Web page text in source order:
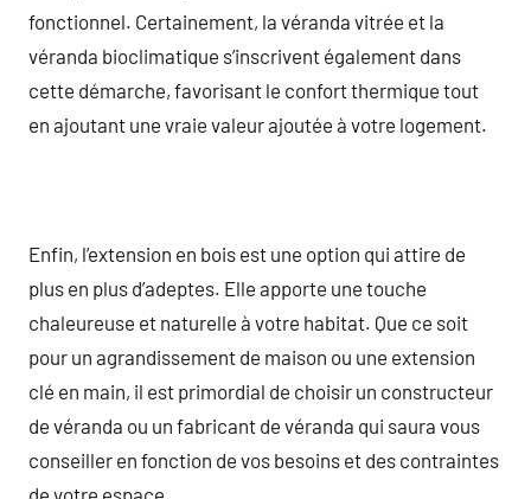
fonctionnel. Certainement, la véranda vitrée et la
véranda bioclimatique s’inscrivent également dans
cette démarche, favorisant le confort thermique tout
en ajoutant une vraie valeur ajoutée à votre logement.
Enfin, l’extension en bois est une option qui attire de
plus en plus d’adeptes. Elle apporte une touche
chaleureuse et naturelle à votre habitat. Que ce soit
pour un agrandissement de maison ou une extension
clé en main, il est primordial de choisir un constructeur
de véranda ou un fabricant de véranda qui saura vous
conseiller en fonction de vos besoins et des contraintes
de votre espace.